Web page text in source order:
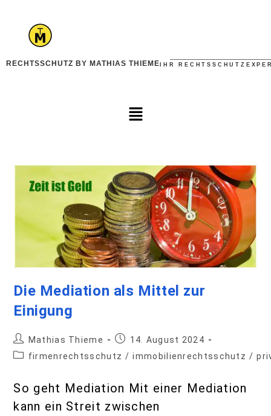
RECHTSSCHUTZ BY MATHIAS THIEME IHR
Die Mediation als Mittel zur
Einigung
Mathias Thieme
14. August 2024
firmenrechtsschutz / immobilienrechtsschutz /
So geht Mediation Mit einer Mediation
kann ein Streit zwischen